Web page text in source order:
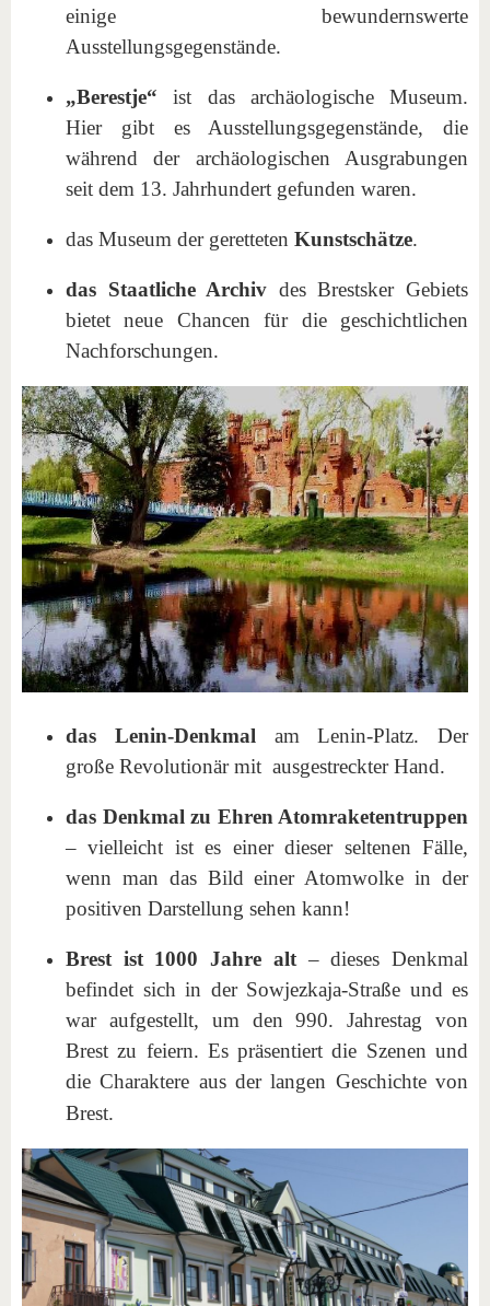
einige bewundernswerte
Ausstellungsgegenstände.
„Berestje“ ist das archäologische Museum.
Hier gibt es Ausstellungsgegenstände, die
während der archäologischen Ausgrabungen
seit dem 13. Jahrhundert gefunden waren.
das Museum der geretteten Kunstschätze.
das Staatliche Archiv des Brestsker Gebiets
bietet neue Chancen für die geschichtlichen
Nachforschungen.
das Lenin-Denkmal am Lenin-Platz. Der
große Revolutionär mit ausgestreckter Hand.
das Denkmal zu Ehren Atomraketentruppen
– vielleicht ist es einer dieser seltenen Fälle,
wenn man das Bild einer Atomwolke in der
positiven Darstellung sehen kann!
Brest ist 1000 Jahre alt– dieses Denkmal
befindet sich in der Sowjezkaja-Straße und es
war aufgestellt, um den 990. Jahrestag von
Brest zu feiern. Es präsentiert die Szenen und
die Charaktere aus der langen Geschichte von
Brest.